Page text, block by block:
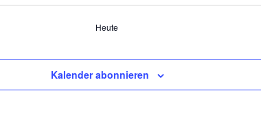
Heute
Kalender abonnieren